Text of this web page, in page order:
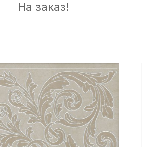
На заказ!